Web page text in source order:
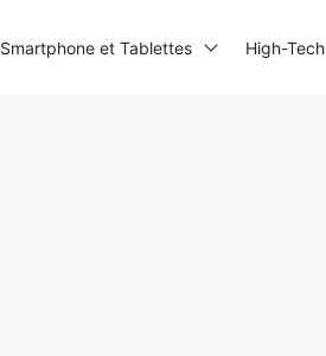
Smartphone et Tablettes High-Tech